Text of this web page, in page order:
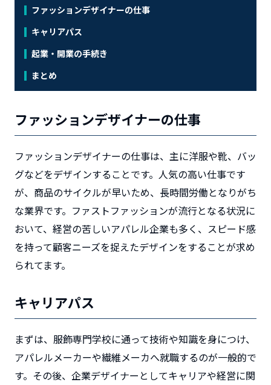
ファッションデザイナーの仕事
キャリアパス
起業・開業の手続き
まとめ
ファッションデザイナーの仕事
ファッションデザイナーの仕事は、主に洋服や靴、バッ
グなどをデザインすることです。 人気の高い仕事です
が、商品のサイクルが早いため、長時間労働となりがち
な業界です。ファストファッションが流行となる状況に
おいて、経営の苦しいアパレル企業も多く、スピード感
を持って顧客ニーズを捉えたデザインをすることが求め
られてます。
キャリアパス
まずは、服飾専門学校に通って技術や知識を身につけ、
アパレルメーカーや繊維メーカへ就職するのが一般的で
す。その後、企業デザイナーとしてキャリアや経営に関